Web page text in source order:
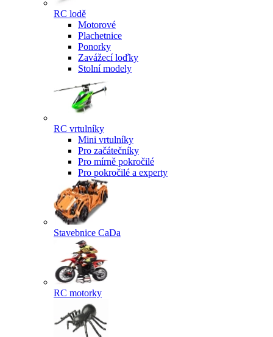
RC lodě
Motorové
Plachetnice
Ponorky
Zavážecí loďky
Stolní modely
RC vrtulníky
Mini vrtulníky
Pro začátečníky
Pro mírně pokročilé
Pro pokročilé a experty
Stavebnice CaDa
RC motorky